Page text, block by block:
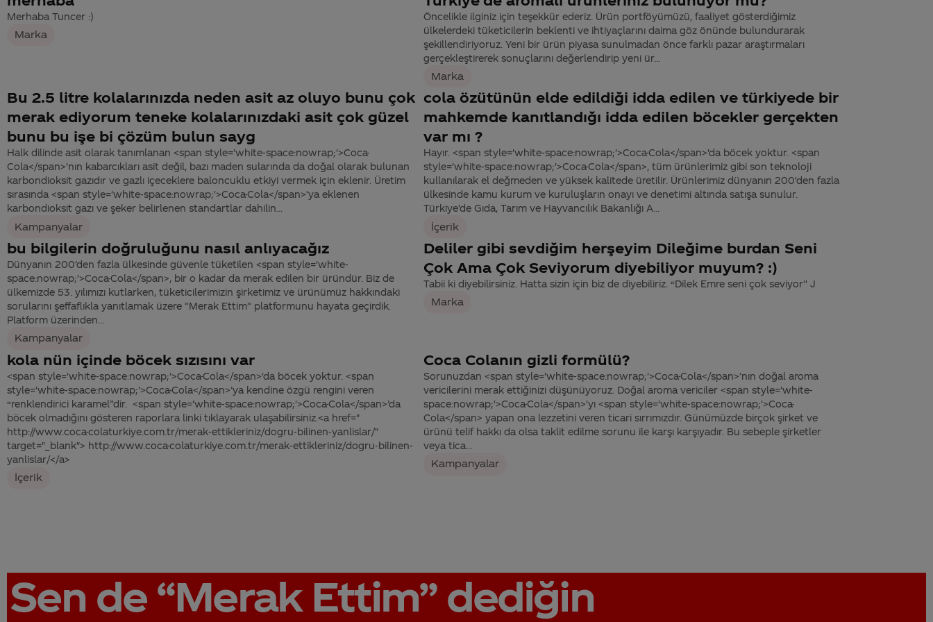
Merhaba Tuncer :)
Marka
Öncelikle ilginiz için teşekkür ederiz. Ürün portföyümüzü, faaliyet gösterdiğimiz
ülkelerdeki tüketicilerin beklenti ve ihtiyaçlarını daima göz önünde bulundurarak
şekillendiriyoruz. Yeni bir ürün piyasa sunulmadan önce farklı pazar araştırmaları
gerçekleştirerek sonuçlarını değerlendirip yeni ür...
Marka
Bu 2.5 litre kolalarınızda neden asit az oluyo bunu çok
merak ediyorum teneke kolalarınızdaki asit çok güzel
bunu bu işe bi çözüm bulun sayg
Halk dilinde asit olarak tanımlanan <span style='white-space:nowrap;'>Coca-
Cola</span>'nın kabarcıkları asit değil, bazı maden sularında da doğal olarak bulunan
karbondioksit gazıdır ve gazlı içeceklere baloncuklu etkiyi vermek için eklenir. Üretim
sırasında <span style='white-space:nowrap;'>Coca-Cola</span>’ya eklenen
karbondioksit gazı ve şeker belirlenen standartlar dahilin...
Kampanyalar
cola özütünün elde edildiği idda edilen ve türkiyede bir
mahkemde kanıtlandığı idda edilen böcekler gerçekten
var mı ?
Hayır. <span style='white-space:nowrap;'>Coca-Cola</span>'da böcek yoktur. <span
style='white-space:nowrap;'>Coca-Cola</span>, tüm ürünlerimiz gibi son teknoloji
kullanılarak el değmeden ve yüksek kalitede üretilir. Ürünlerimiz dünyanın 200'den fazla
ülkesinde kamu kurum ve kuruluşların onayı ve denetimi altında satışa sunulur.
Türkiye’de Gıda, Tarım ve Hayvancılık Bakanlığı A...
İçerik
bu bilgilerin doğruluğunu nasıl anlıyacağız
Dünyanın 200’den fazla ülkesinde güvenle tüketilen <span style='white-
space:nowrap;'>Coca-Cola</span>, bir o kadar da merak edilen bir üründür. Biz de
ülkemizde 53. yılımızı kutlarken, tüketicilerimizin şirketimiz ve ürünümüz hakkındaki
sorularını şeffaflıkla yanıtlamak üzere ”Merak Ettim” platformunu hayata geçirdik.
Platform üzerinden...
Kampanyalar
Deliler gibi sevdiğim herşeyim Dileğime burdan Seni
Çok Ama Çok Seviyorum diyebiliyor muyum? :)
Tabii ki diyebilirsiniz. Hatta sizin için biz de diyebiliriz. “Dilek Emre seni çok seviyor'' J
Marka
kola nün içinde böcek sızısını var
<span style='white-space:nowrap;'>Coca-Cola</span>'da böcek yoktur. <span
style='white-space:nowrap;'>Coca-Cola</span>’ya kendine özgü rengini veren
“renklendirici karamel”dir. <span style='white-space:nowrap;'>Coca-Cola</span>’da
böcek olmadığını gösteren raporlara linki tıklayarak ulaşabilirsiniz.<a href="
http://www.coca-colaturkiye.com.tr/merak-ettikleriniz/dogru-bilinen-yanlislar/"
target="_blank"> http://www.coca-colaturkiye.com.tr/merak-ettikleriniz/dogru-bilinen-
yanlislar/</a>
İçerik
Coca Colanın gizli formülü?
Sorunuzdan <span style='white-space:nowrap;'>Coca-Cola</span>’nın doğal aroma
vericilerini merak ettiğinizi düşünüyoruz. Doğal aroma vericiler <span style='white-
space:nowrap;'>Coca-Cola</span>'yı <span style='white-space:nowrap;'>Coca-
Cola</span> yapan ona lezzetini veren ticari sırrımızdır. Günümüzde birçok şirket ve
ürünü telif hakkı da olsa taklit edilme sorunu ile karşı karşıyadır. Bu sebeple şirketler
veya tica...
Kampanyalar
Sen de “Merak Ettim”dediğin